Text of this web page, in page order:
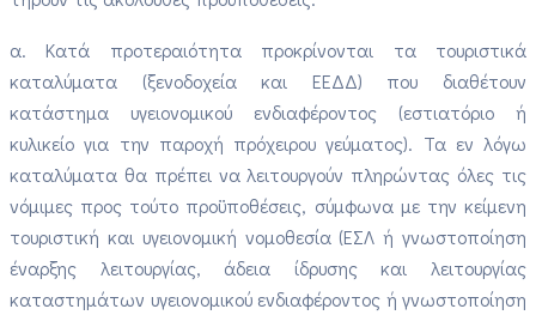
α. Κατά προτεραιότητα προκρίνονται τα τουριστικά
καταλύματα (ξενοδοχεία και ΕΕΔΔ) που διαθέτουν
κατάστημα υγειονομικού ενδιαφέροντος (εστιατόριο ή
κυλικείο για την παροχή πρόχειρου γεύματος). Τα εν λόγω
καταλύματα θα πρέπει να λειτουργούν πληρώντας όλες τις
νόμιμες προς τούτο προϋποθέσεις, σύμφωνα με την κείμενη
τουριστική και υγειονομική νομοθεσία (ΕΣΛ ή γνωστοποίηση
έναρξης λειτουργίας, άδεια ίδρυσης και λειτουργίας
καταστημάτων υγειονομικού ενδιαφέροντος ή γνωστοποίηση